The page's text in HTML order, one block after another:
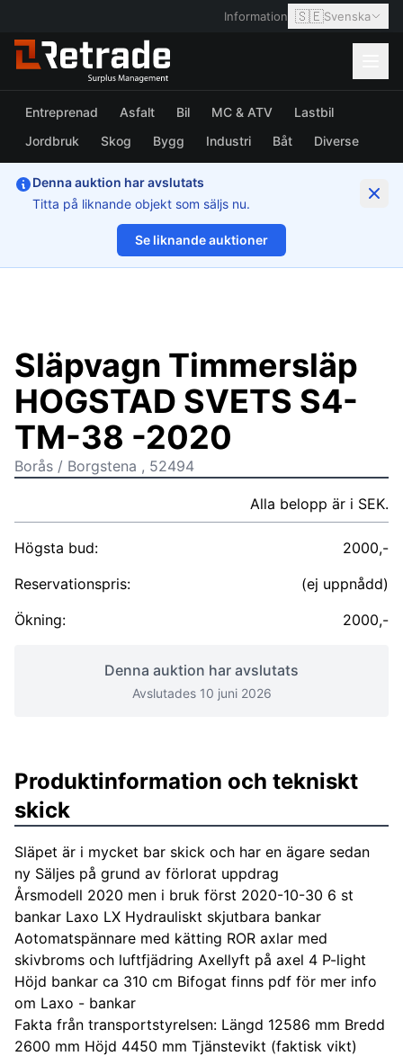
Information 🇸🇪Svenska
Entreprenad Asfalt Bil MC & ATV
Lastbil
Jordbruk
Skog Bygg Industri Båt Diverse
Denna auktion har avslutats
Titta på liknande objekt som säljs nu.
Se liknande auktioner
1/42
Släpvagn Timmersläp
HOGSTAD SVETS S4-
TM-38 -2020
Borås / Borgstena , 52494
Alla belopp är i SEK.
Högsta bud:
2000,-
Reservationspris:
(ej uppnådd)
Ökning:
2000,-
Denna auktion har avslutats
Avslutades 10 juni 2026
Produktinformation och tekniskt
skick
Släpet är i mycket bar skick och har en ägare sedan
ny Säljes på grund av förlorat uppdrag
Årsmodell 2020 men i bruk först 2020-10-30 6 st
bankar Laxo LX Hydrauliskt skjutbara bankar
Aotomatspännare med kätting ROR axlar med
skivbroms och luftfjädring Axellyft på axel 4 P-light
Höjd bankar ca 310 cm Bifogat finns pdf för mer info
om Laxo - bankar
Fakta från transportstyrelsen: Längd 12586 mm Bredd
2600 mm Höjd 4450 mm Tjänstevikt (faktisk vikt)